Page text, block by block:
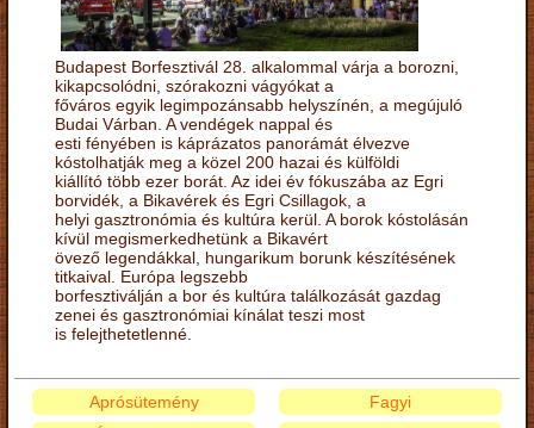
Budapest Borfesztivál 28. alkalommal várja a borozni,
kikapcsolódni, szórakozni vágyókat a
főváros egyik legimpozánsabb helyszínén, a megújuló
Budai Várban. A vendégek nappal és
esti fényében is káprázatos panorámát élvezve
kóstolhatják meg a közel 200 hazai és külföldi
kiállító több ezer borát. Az idei év fókuszába az Egri
borvidék, a Bikavérek és Egri Csillagok, a
helyi gasztronómia és kultúra kerül. A borok kóstolásán
kívül megismerkedhetünk a Bikavért
övező legendákkal, hungarikum borunk készítésének
titkaival. Európa legszebb
borfesztiválján a bor és kultúra találkozását gazdag
zenei és gasztronómiai kínálat teszi most
is felejthetetlenné.
Aprósütemény
Fagyi